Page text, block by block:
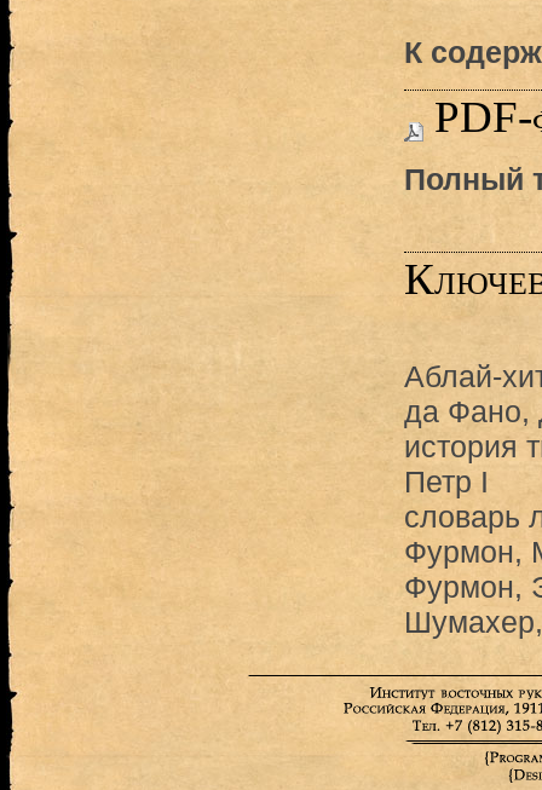
К
PDF-
Полный
Аблай-
да Фано,
история
Петр I
словарь
Фурмон,
Фурмон,